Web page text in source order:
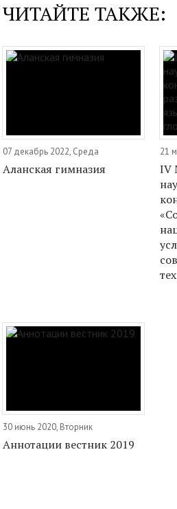
ЧИТАЙТЕ ТАКЖЕ:
07 декабрь 2022, Среда
Аланская гимназия
21
IV
30 июнь 2020, Вторник
Аннотации вестник 2019